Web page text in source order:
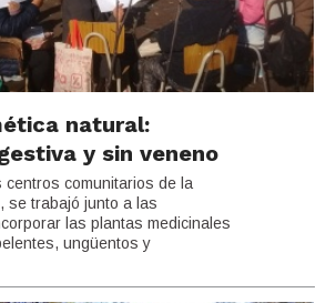
natural:
y sin veneno
centros comunitarios de la
se trabajó junto a las
las plantas medicinales
ungüentos y